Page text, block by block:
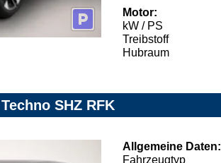
Motor:
kW / PS
Treibstoff
Hubraum
SHZ RFK
Allgemeine Daten:
Fahrzeugtyp